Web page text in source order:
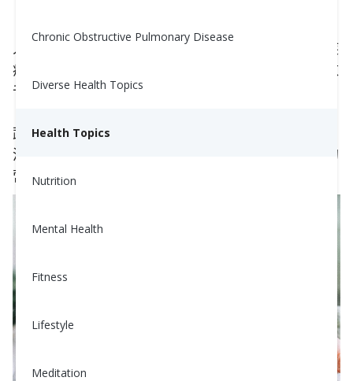
Chronic Obstructive Pulmonary Disease
Diverse Health Topics
Health Topics
Nutrition
Mental Health
Fitness
Lifestyle
Meditation
人们常说的确实没错！蔬菜非常重要。它们富含抗疾
病的成分，包括膳食纤维、维生素、矿物质，以及数
千种强大的植物化学物质。事实上，美国农业部
蔬菜，才能预防或管理慢性疾病！这个建议包括“含
淀粉”和“非淀粉”蔬菜的多样化组合，以满足你所有的
营养需求。